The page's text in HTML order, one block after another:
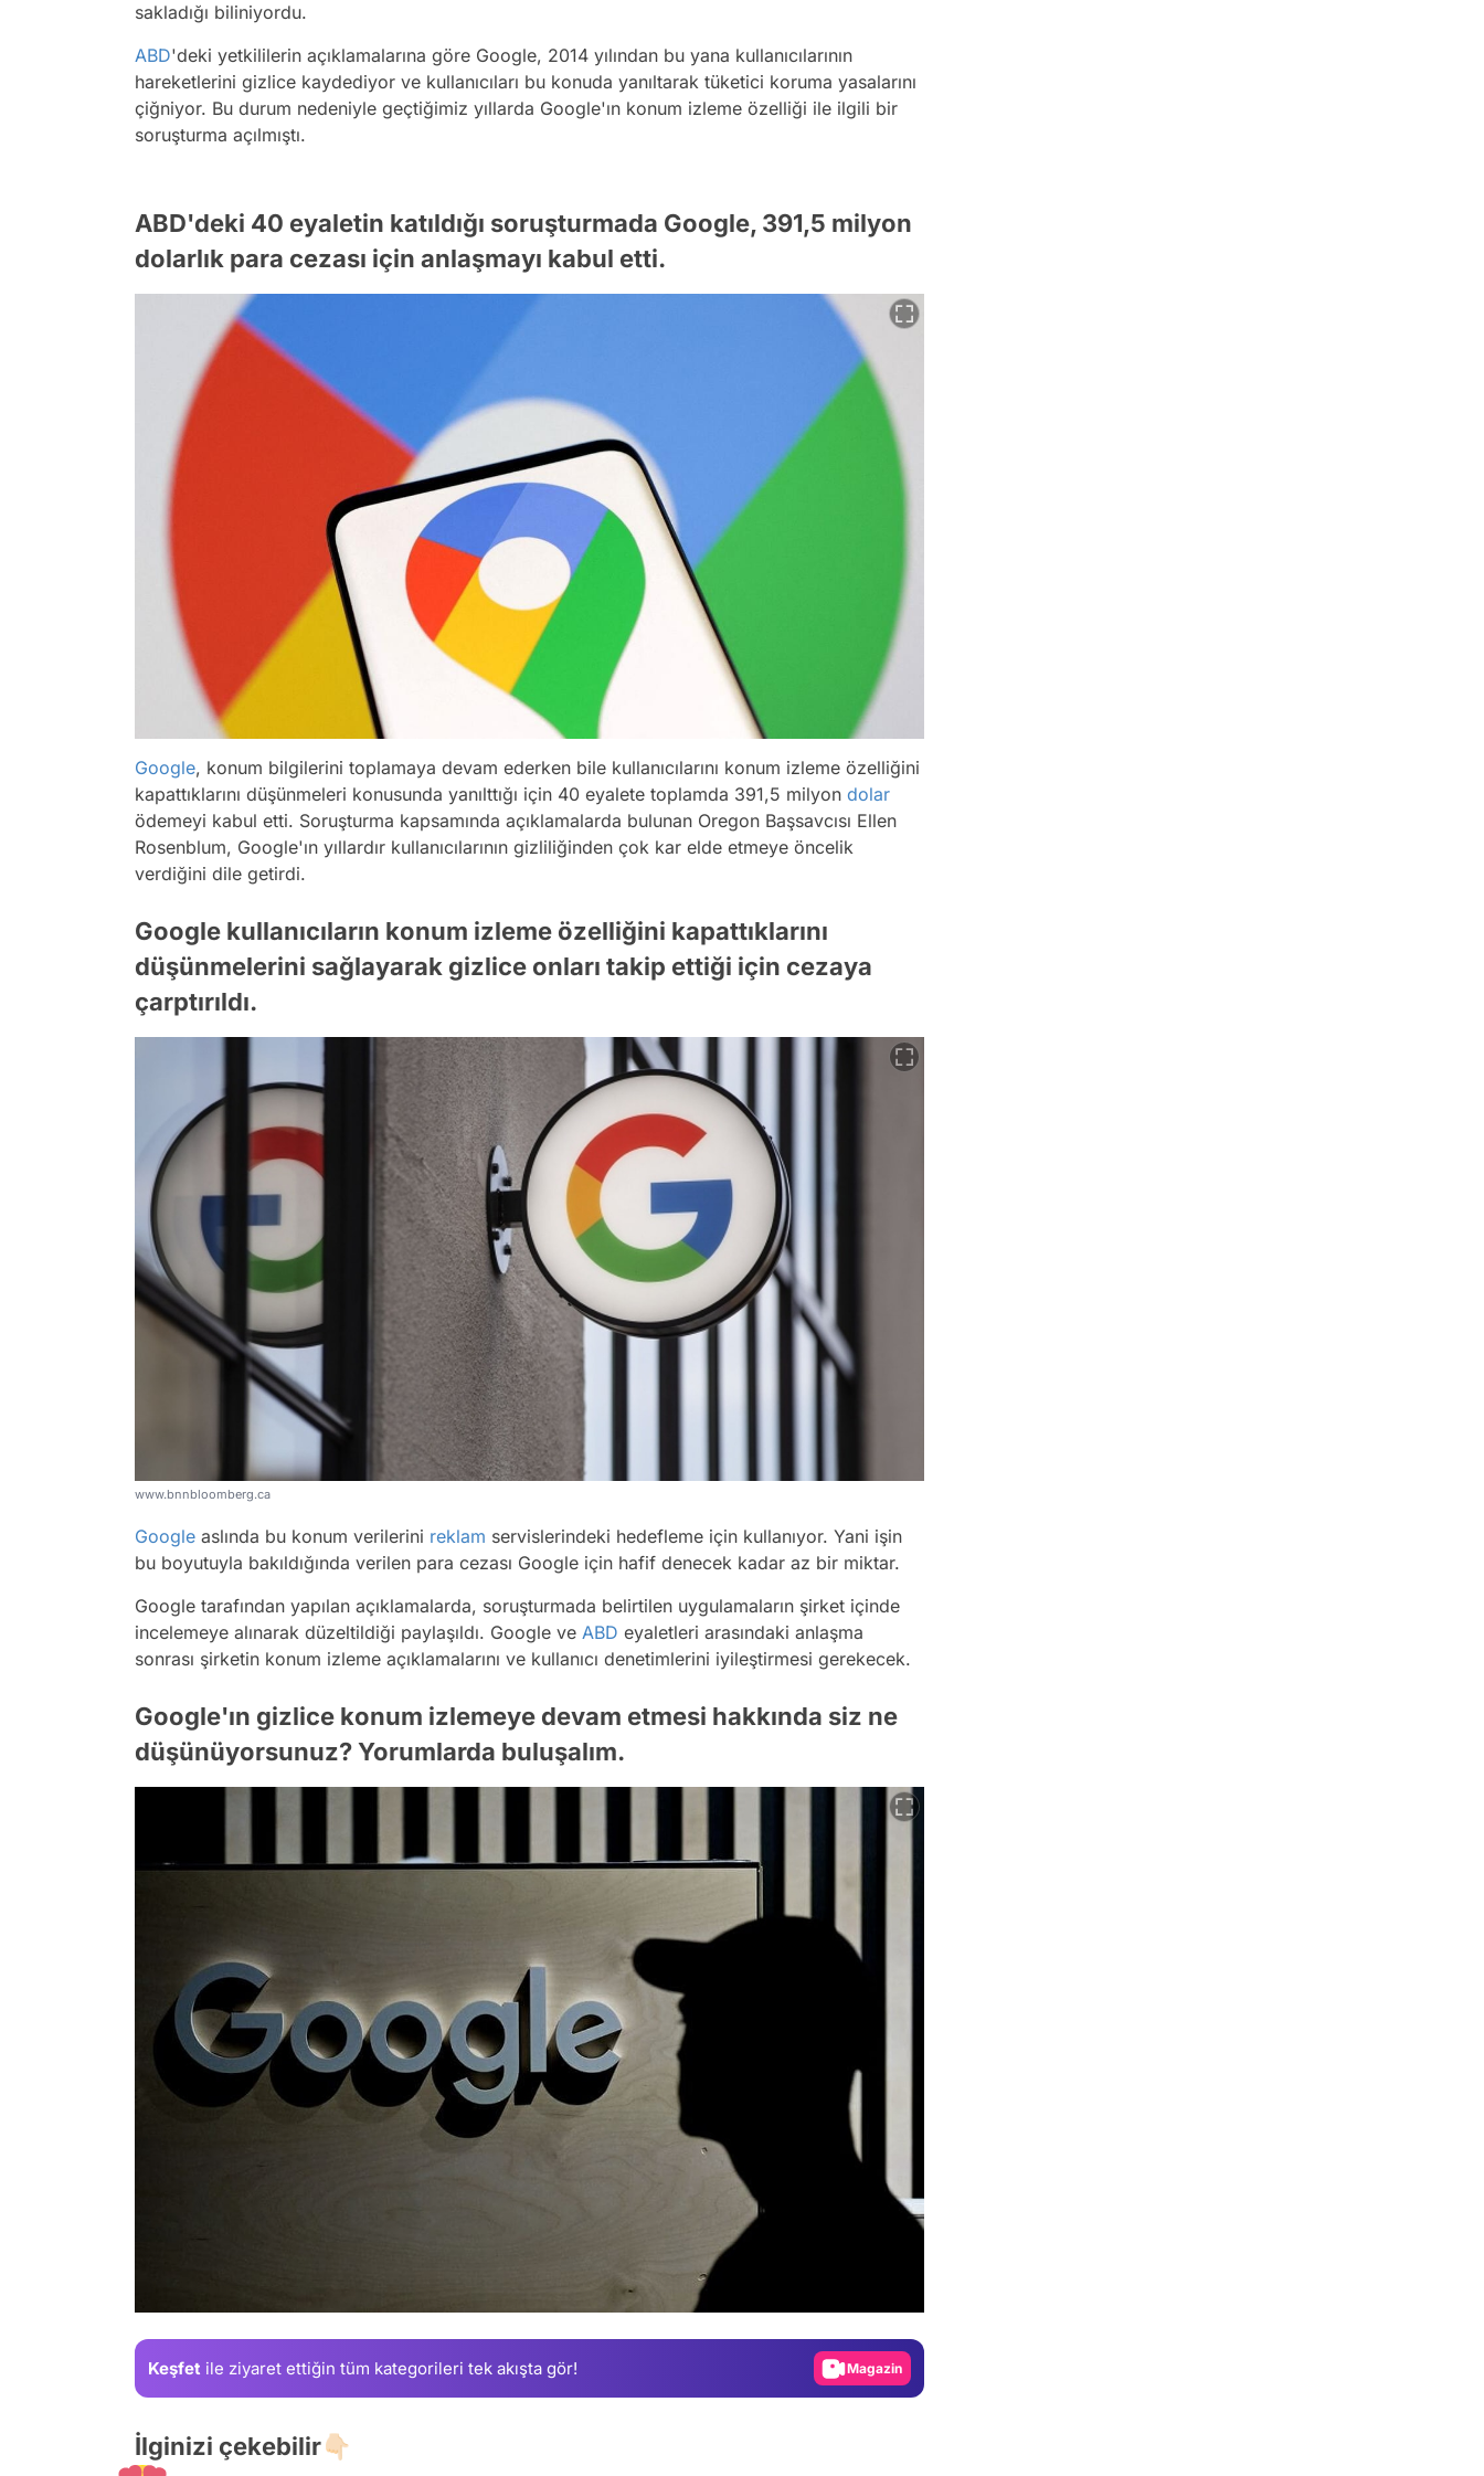
sakladığı biliniyordu.
ABD'deki yetkililerin açıklamalarına göre Google, 2014 yılından bu yana kullanıcılarının
hareketlerini gizlice kaydediyor ve kullanıcıları bu konuda yanıltarak tüketici koruma yasalarını
çiğniyor. Bu durum nedeniyle geçtiğimiz yıllarda Google'ın konum izleme özelliği ile ilgili bir
soruşturma açılmıştı.
ABD'deki 40 eyaletin katıldığı soruşturmada Google, 391,5 milyon
dolarlık para cezası için anlaşmayı kabul etti.
Google, konum bilgilerini toplamaya devam ederken bile kullanıcılarını konum izleme özelliğini
kapattıklarını düşünmeleri konusunda yanılttığı için 40 eyalete toplamda 391,5 milyon dolar
ödemeyi kabul etti. Soruşturma kapsamında açıklamalarda bulunan Oregon Başsavcısı Ellen
Rosenblum, Google'ın yıllardır kullanıcılarının gizliliğinden çok kar elde etmeye öncelik
verdiğini dile getirdi.
Google kullanıcıların konum izleme özelliğini kapattıklarını
düşünmelerini sağlayarak gizlice onları takip ettiği için cezaya
çarptırıldı.
www.bnnbloomberg.ca
Google aslında bu konum verilerini reklam servislerindeki hedefleme için kullanıyor. Yani işin
bu boyutuyla bakıldığında verilen para cezası Google için hafif denecek kadar az bir miktar.
Google tarafından yapılan açıklamalarda, soruşturmada belirtilen uygulamaların şirket içinde
incelemeye alınarak düzeltildiği paylaşıldı. Google ve ABD eyaletleri arasındaki anlaşma
sonrası şirketin konum izleme açıklamalarını ve kullanıcı denetimlerini iyileştirmesi gerekecek.
Google'ın gizlice konum izlemeye devam etmesi hakkında siz ne
düşünüyorsunuz? Yorumlarda buluşalım.
Keşfet ile ziyaret ettiğin tüm kategorileri tek akışta gör! Magazin
İlginizi çekebilir👇🏻